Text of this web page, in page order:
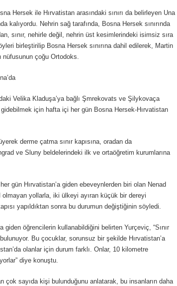
Hersek ile Hırvatistan arasındaki sınırı da belirleyen Una
kalıyordu. Nehrin sağ tarafında, Bosna Hersek sınırında
sınır, nehirle değil, nehrin üst kesimlerindeki isimsiz sıra
birleştirilip Bosna Hersek sınırına dahil edilerek, Martin
nüfusunun çoğu Ortodoks.
Velika Kladuşa’ya bağlı Şmrekovats ve Şilykovaça
için hafta içi her gün Bosna Hersek-Hırvatistan
derme çatma sınır kapısına, oradan da
ve Sluny beldelerindeki ilk ve ortaöğretim kurumlarına
gün Hırvatistan’a giden ebeveynlerden biri olan Nenad
olmayan yollarla, iki ülkeyi ayıran küçük bir dereyi
yapıldıktan sonra bu durumun değiştiğinin söyledi.
giden öğrencilerin kullanabildiğini belirten Yurçeviç, “Sınır
Bu çocuklar, sorunsuz bir şekilde Hırvatistan’a
olanlar için durum farklı. Onlar, 10 kilometre
diye konuştu.
çok sayıda kişi bulunduğunu anlatarak, bu insanların daha